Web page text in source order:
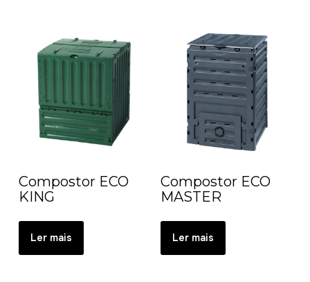
Compostor ECO
KING
Ler mais
Compostor ECO
MASTER
Ler mais